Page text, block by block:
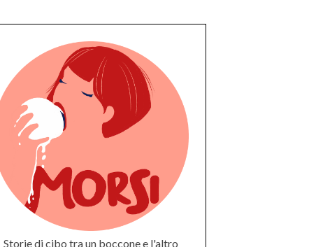
Storie di cibo tra un boccone e l'altro